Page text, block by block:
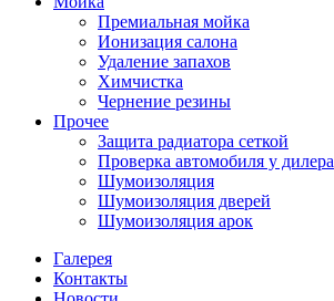
Премиальная мойка
Ионизация салона
Удаление запахов
Химчистка
Чернение резины
Прочее
Защита радиатора сеткой
Проверка автомобиля у дилера
Шумоизоляция
Шумоизоляция дверей
Шумоизоляция арок
Галерея
Контакты